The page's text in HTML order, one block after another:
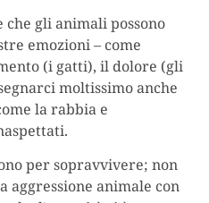
che gli animali possono
emozioni – come
(i gatti), il dolore (gli
moltissimo anche
la rabbia e
per sopravvivere; non
aggressione animale con